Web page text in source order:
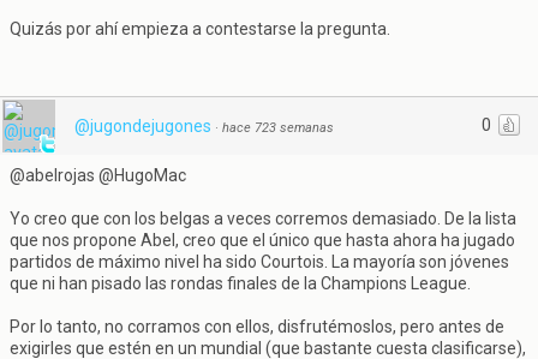
Quizás por ahí empieza a contestarse la pregunta.
0
@jugondejugones · hace 723 semanas
@abelrojas @HugoMac
Yo creo que con los belgas a veces corremos demasiado. De la lista
que nos propone Abel, creo que el único que hasta ahora ha jugado
partidos de máximo nivel ha sido Courtois. La mayoría son jóvenes
que ni han pisado las rondas finales de la Champions League.
Por lo tanto, no corramos con ellos, disfrutémoslos, pero antes de
exigirles que estén en un mundial (que bastante cuesta clasificarse),